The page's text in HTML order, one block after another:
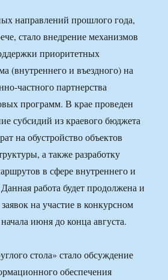
направлений прошлого года,
стало внедрение механизмов
приоритетных
(внутреннего и въездного) на
частного партнерства
программ. В крае проведен
субсидий из краевого бюджета
на обустройство объектов
а также разработку
в сфере внутреннего и
работа будет продолжена и
на участие в конкурсном
июня до конца августа.
стола» стало обсуждение
обеспечения